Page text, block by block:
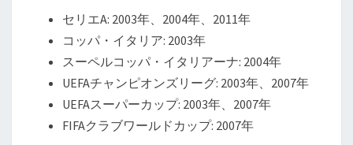
セリエA: 2003年、2004年、2011年
コッパ・イタリア: 2003年
スーペルコッパ・イタリアーナ: 2004年
UEFAチャンピオンズリーグ: 2003年、2007年
UEFAスーパーカップ: 2003年、2007年
FIFAクラブワールドカップ: 2007年